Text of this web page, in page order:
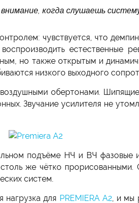
когда слушаешь
чувствуется, что
естественные
но также открытым и
низкого выходного
обертонами.
Звучание усилителя не
подъёме НЧ и ВЧ фазовые
же чётко прорисованными.
систем.
для PREMIERA A2, и мы